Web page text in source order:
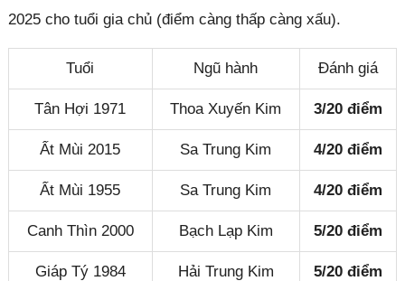
2025 cho tuổi gia chủ (điểm càng thấp càng xấu).
Tuổi Ngũ hành Đánh giá
Tân Hợi 1971 Thoa Xuyến Kim 3/20 điểm
Ất Mùi 2015 Sa Trung Kim 4/20 điểm
Ất Mùi 1955 Sa Trung Kim 4/20 điểm
Canh Thìn 2000 Bạch Lạp Kim 5/20 điểm
Giáp Tý 1984 Hải Trung Kim 5/20 điểm